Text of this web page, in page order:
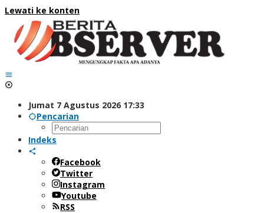
Lewati ke konten
Jumat 7 Agustus 2026 17:33
Pencarian
Indeks
Facebook
Twitter
Instagram
Youtube
RSS